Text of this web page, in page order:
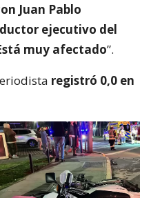
Juan Pablo
ejecutivo del
muy afectado”.
registró 0,0 en